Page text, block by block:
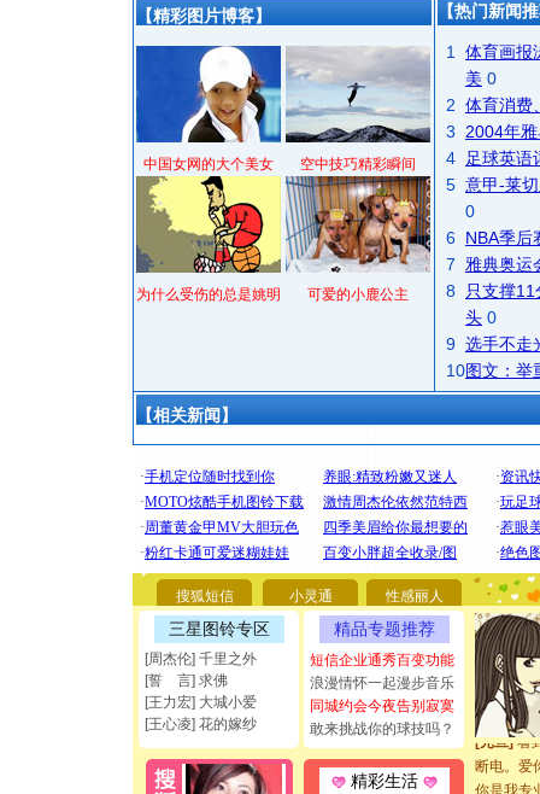
【精彩图片博客】
中国女网的大个美女 空中技巧精彩瞬间
为什么受伤的总是姚明 可爱的小鹿公主
【热门新闻
1
体育画报
美 0
2 体育消费
3
2004年
4
足球英语
5 意甲-莱
0
6 NBA季后
7
雅典奥运
8
只支撑
头 0
9 选手不走
10图文：举
【相关新闻】
搜狐短信 小灵通 性感丽人
三星图铃专区
[周杰伦] 千里之外
[誓 言] 求佛
[王力宏] 大城小爱
[王心凌] 花的嫁纱
精品专题推荐
短信企业通秀百变功能
浪漫情怀一起漫步音乐
同城约会今夜告别寂寞
敢来挑战你的球技吗？
精彩生活
[圣诞节]
你太多
要平安！
[圣诞节]
能正大光
都要快乐
[圣诞节]
如意,快
[元旦]看
断电。爱
你是我专